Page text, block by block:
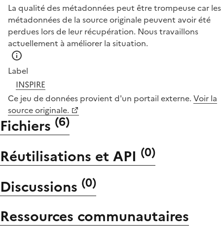
La qualité des métadonnées peut être trompeuse car les
métadonnées de la source originale peuvent avoir été
perdues lors de leur récupération. Nous travaillons
actuellement à améliorer la situation.
Label
INSPIRE
Ce jeu de données provient d'un portail externe. Voir la
source originale.
Fichiers (6)
Réutilisations et API (0)
Discussions (0)
Ressources communautaires